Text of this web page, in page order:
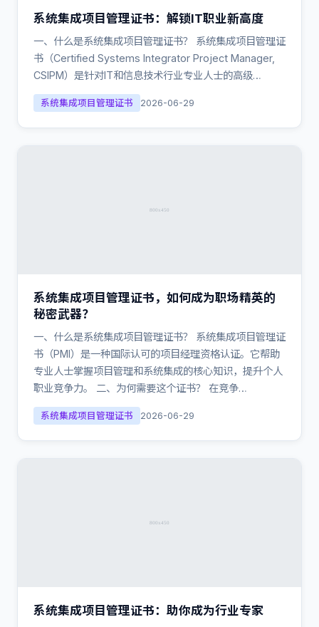
系统集成项目管理证书：解锁IT职业新高度
一、什么是系统集成项目管理证书？ 系统集成项目管理证
书（Certified Systems Integrator Project Manager,
CSIPM）是针对IT和信息技术行业专业人士的高级…
系统集成项目管理证书 2026-06-29
系统集成项目管理证书，如何成为职场精英的
秘密武器？
一、什么是系统集成项目管理证书？ 系统集成项目管理证
书（PMI）是一种国际认可的项目经理资格认证。它帮助
专业人士掌握项目管理和系统集成的核心知识，提升个人
职业竞争力。 二、为何需要这个证书？ 在竞争…
系统集成项目管理证书 2026-06-29
系统集成项目管理证书：助你成为行业专家